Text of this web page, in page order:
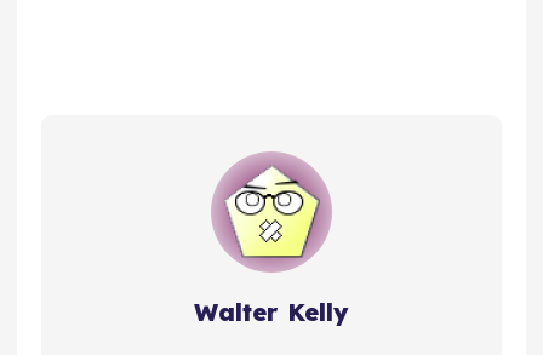
Walter Kelly